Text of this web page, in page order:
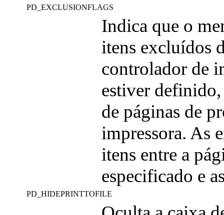
PD_EXCLUSIONFLAGS
Indica que o
itens excluídos
controlador de
estiver
de páginas de
impressora. As
itens entre a
especificado e
PD_HIDEPRINTTOFILE